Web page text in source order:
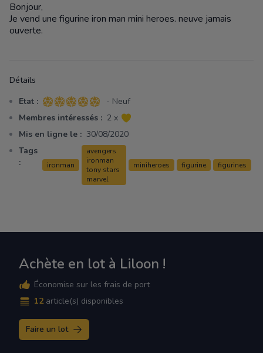
Description
Bonjour,
Je vend une figurine iron man mini heroes. neuve jamais
ouverte.
Détails
Etat : 5 sur 5 étoiles
- Neuf
Membres intéressés : 2 x
Mis en ligne le : 30/08/2020
Tags
:
ironman
avengers
ironman
tony stars
marvel
miniheroes figurine figurines
Achète en lot à Liloon !
Économise sur les frais de port
12 article(s) disponibles
Faire un lot